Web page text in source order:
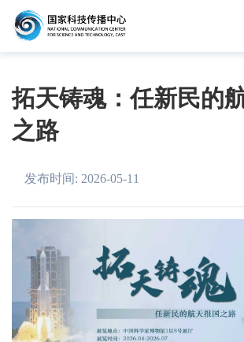
中心要闻
主题展览
拓天铸魂：任新民的
之路
发布时间: 2026-05-11